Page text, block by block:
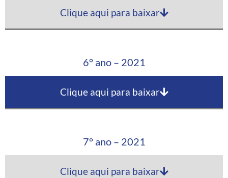
Clique aqui para baixar
6° ano – 2021
Clique aqui para baixar
7° ano – 2021
Clique aqui para baixar